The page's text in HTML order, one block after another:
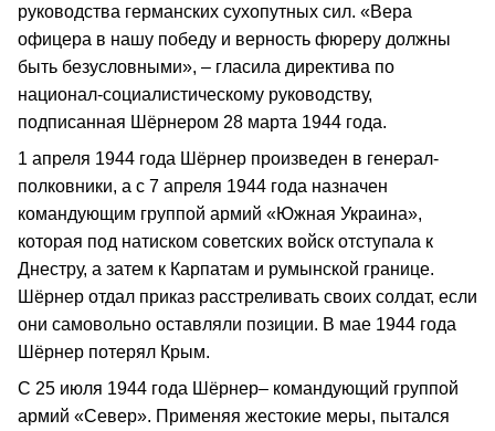
руководства германских сухопутных сил. «Вера
офицера в нашу победу и верность фюреру должны
быть безусловными», – гласила директива по
национал-социалистическому руководству,
подписанная Шёрнером 28 марта 1944 года.
1 апреля 1944 года Шёрнер произведен в генерал-
полковники, а с 7 апреля 1944 года назначен
командующим группой армий «Южная Украина»,
которая под натиском советских войск отступала к
Днестру, а затем к Карпатам и румынской границе.
Шёрнер отдал приказ расстреливать своих солдат, если
они самовольно оставляли позиции. В мае 1944 года
Шёрнер потерял Крым.
С 25 июля 1944 года Шёрнер– командующий группой
армий «Север». Применяя жестокие меры, пытался